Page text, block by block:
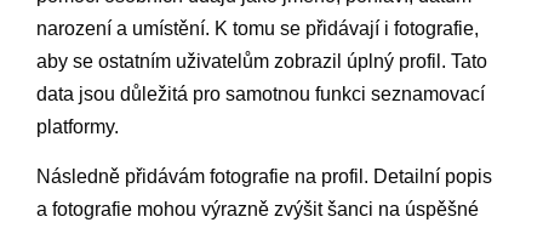
narození a umístění. K tomu se přidávají i fotografie,
aby se ostatním uživatelům zobrazil úplný profil. Tato
data jsou důležitá pro samotnou funkci seznamovací
platformy.
Následně přidávám fotografie na profil. Detailní popis
a fotografie mohou výrazně zvýšit šanci na úspěšné